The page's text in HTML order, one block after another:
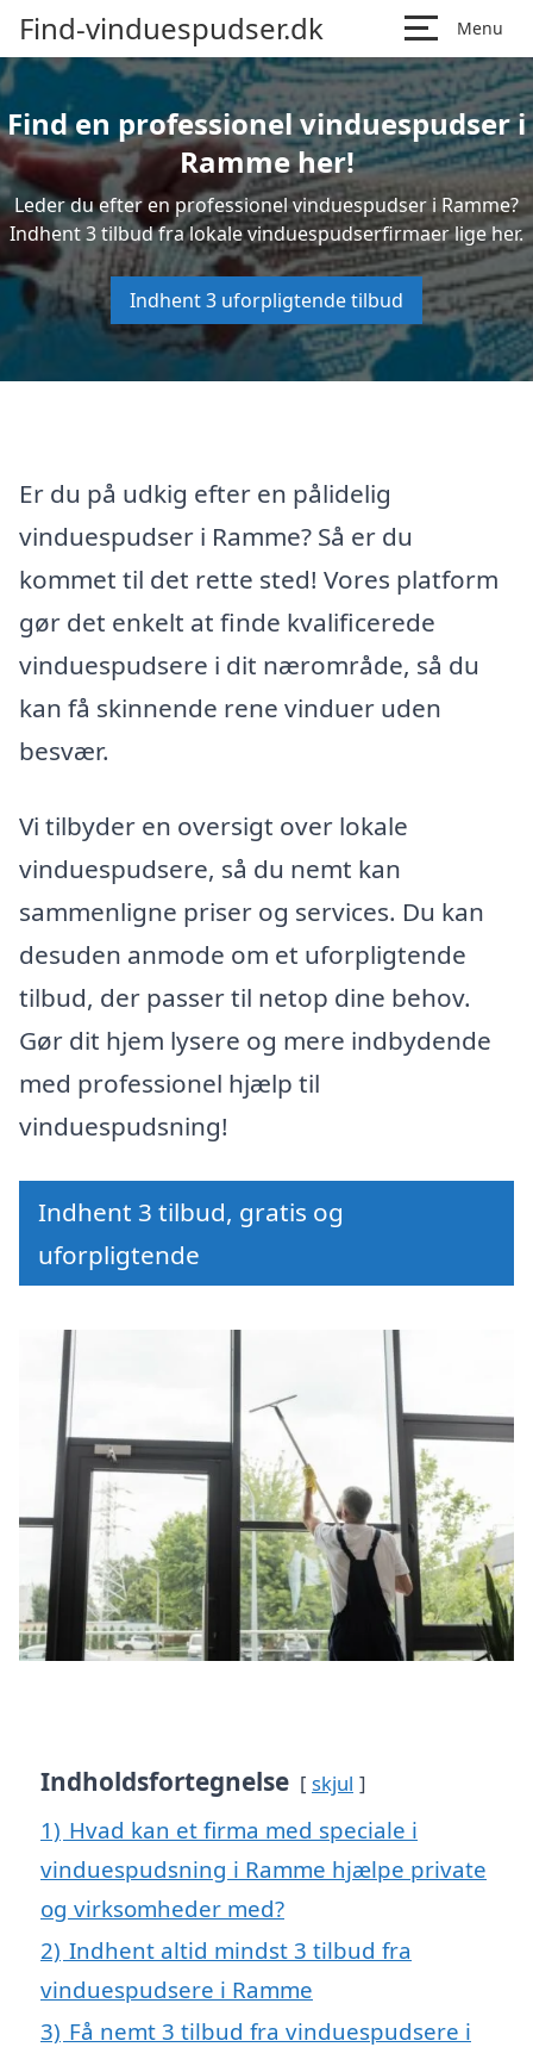
Find-vinduespudser.dk Menu
Find en professionel vinduespudser i
Ramme her!
Leder du efter en professionel vinduespudser i Ramme?
Indhent 3 tilbud fra lokale vinduespudserfirmaer lige her.
Indhent 3 uforpligtende tilbud
Er du på udkig efter en pålidelig
vinduespudser i Ramme? Så er du
kommet til det rette sted! Vores platform
gør det enkelt at finde kvalificerede
vinduespudsere i dit nærområde, så du
kan få skinnende rene vinduer uden
besvær.
Vi tilbyder en oversigt over lokale
vinduespudsere, så du nemt kan
sammenligne priser og services. Du kan
desuden anmode om et uforpligtende
tilbud, der passer til netop dine behov.
Gør dit hjem lysere og mere indbydende
med professionel hjælp til
vinduespudsning!
Indhent 3 tilbud, gratis og
uforpligtende
Indholdsfortegnelse skjul
1) Hvad kan et firma med speciale i
vinduespudsning i Ramme hjælpe private
og virksomheder med?
2) Indhent altid mindst 3 tilbud fra
vinduespudsere i Ramme
3) Få nemt 3 tilbud fra vinduespudsere i